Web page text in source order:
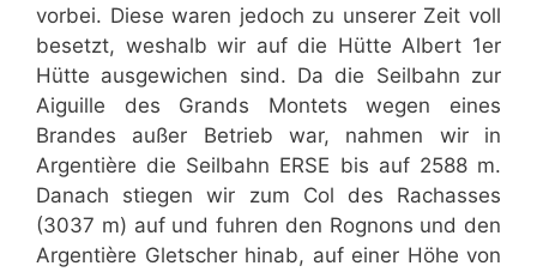
vorbei. Diese waren jedoch zu unserer Zeit voll
besetzt, weshalb wir auf die Hütte Albert 1er
Hütte ausgewichen sind. Da die Seilbahn zur
Aiguille des Grands Montets wegen eines
Brandes außer Betrieb war, nahmen wir in
Argentière die Seilbahn ERSE bis auf 2588 m.
Danach stiegen wir zum Col des Rachasses
(3037 m) auf und fuhren den Rognons und den
Argentière Gletscher hinab, auf einer Höhe von